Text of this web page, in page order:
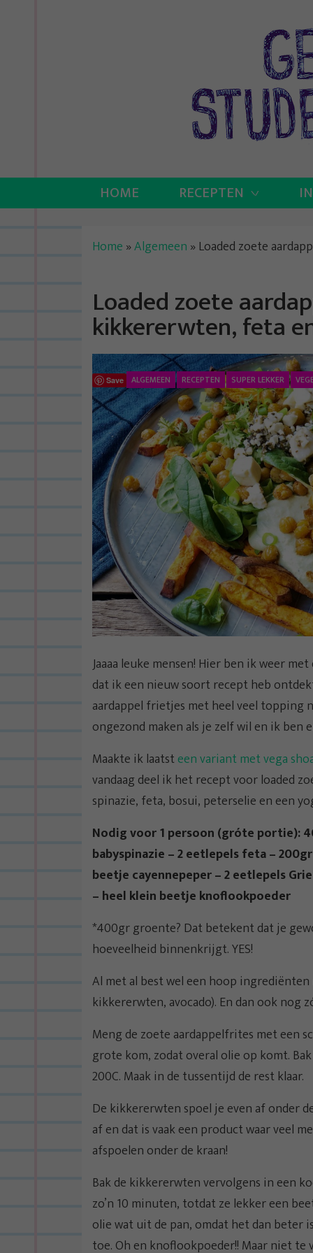
HOME RECEPTEN
Home »Algemeen » Loaded zoete
Loaded zoete
kikkererwten, feta
Save ALGEMEEN RECEPTEN SUPER LEKKER
Jaaaa leuke mensen! Hier ben ik weer
dat ik een nieuw soort recept heb
aardappel frietjes met heel veel topping
ongezond maken als je zelf wil en ik ben
Maakte ik laatsteen variant met vega
vandaag deel ik het recept voor loaded
spinazie, feta, bosui, peterselie en een
Nodig voor 1 persoon (gróte portie):
babyspinazie – 2 eetlepels feta –
beetje cayennepeper – 2 eetlepels
– heel klein beetje knoflookpoeder
*400gr groente? Dat betekent dat je
hoeveelheid binnenkrijgt. YES!
Al met al best wel een hoop
kikkererwten, avocado). En dan ook nog
Meng de zoete aardappelfrites met een
grote kom, zodat overal olie op komt.
200C. Maak in de tussentijd de rest klaar.
De kikkererwten spoel je even af onder
af en dat is vaak een product waar veel
afspoelen onder de kraan!
Bak de kikkererwten vervolgens in een
zo’n 10 minuten, totdat ze lekker een
olie wat uit de pan, omdat het dan beter
toe. Oh en knoflookpoeder!! Maar niet te